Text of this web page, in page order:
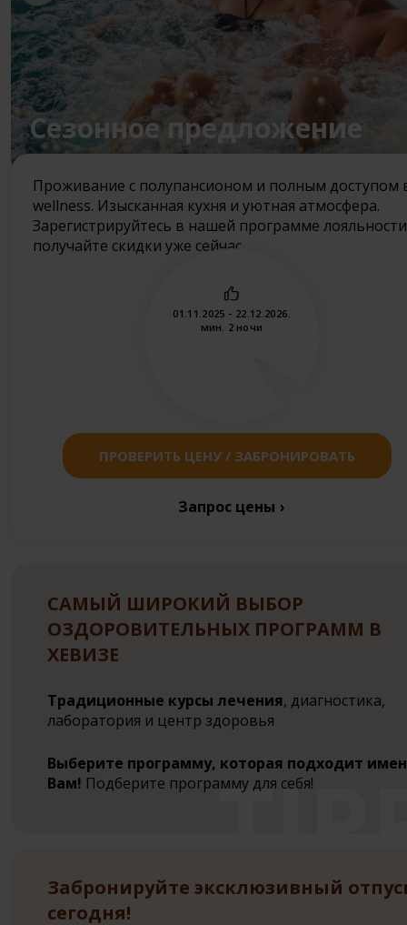
Cезонное предложение
Проживание с полупансионом и полным доступом
wellness. Изысканная кухня и уютная атмосфера.
Зарегистрируйтесь в нашей программе
получайте скидки уже сейчас.
01.11.2025 - 22.12.2026.
мин. 2 ночи
ПРОВЕРИТЬ ЦЕНУ / ЗАБРОНИРОВАТЬ
Запрос цены
САМЫЙ ШИРОКИЙ ВЫБОР
ОЗДОРОВИТЕЛЬНЫХ ПРОГРАММ В
ХЕВИЗЕ
Традиционные курсы лечения, диагностика,
лаборатория и центр здоровья
Выберите программу, которая подходит
Вам! Подберите программу для себя!
Забронируйте эксклюзивный
сегодня!